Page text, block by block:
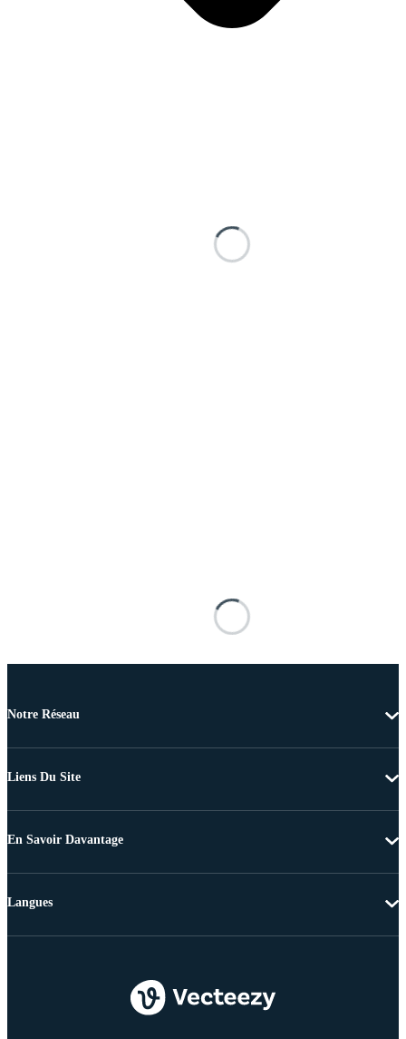
Notre Réseau
Liens Du Site
En Savoir Davantage
Langues